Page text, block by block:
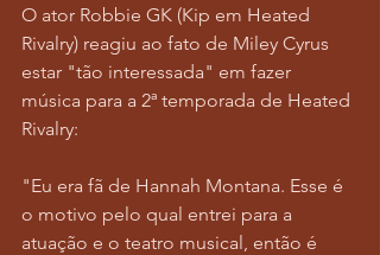
O ator Robbie GK (Kip em Heated
Rivalry) reagiu ao fato de Miley Cyrus
estar "tão interessada" em fazer
música para a 2ª temporada de Heated
Rivalry:
"Eu era fã de Hannah Montana. Esse é
o motivo pelo qual entrei para a
atuação e o teatro musical, então é